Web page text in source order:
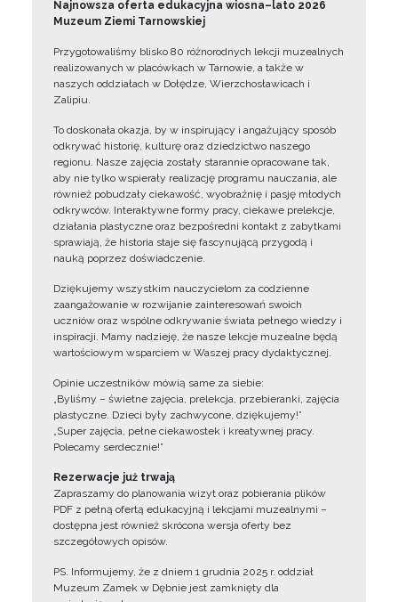
Najnowsza oferta edukacyjna wiosna–lato 2026
Muzeum Ziemi Tarnowskiej
Przygotowaliśmy blisko 80 różnorodnych lekcji muzealnych
realizowanych w placówkach w Tarnowie, a także w
naszych oddziałach w Dołędze, Wierzchosławicach i
Zalipiu.
To doskonała okazja, by w inspirujący i angażujący sposób
odkrywać historię, kulturę oraz dziedzictwo naszego
regionu. Nasze zajęcia zostały starannie opracowane tak,
aby nie tylko wspierały realizację programu nauczania, ale
również pobudzały ciekawość, wyobraźnię i pasję młodych
odkrywców. Interaktywne formy pracy, ciekawe prelekcje,
działania plastyczne oraz bezpośredni kontakt z zabytkami
sprawiają, że historia staje się fascynującą przygodą i
nauką poprzez doświadczenie.
Dziękujemy wszystkim nauczycielom za codzienne
zaangażowanie w rozwijanie zainteresowań swoich
uczniów oraz wspólne odkrywanie świata pełnego wiedzy i
inspiracji. Mamy nadzieję, że nasze lekcje muzealne będą
wartościowym wsparciem w Waszej pracy dydaktycznej.
Opinie uczestników mówią same za siebie:
„Byliśmy – świetne zajęcia, prelekcja, przebieranki, zajęcia
plastyczne. Dzieci były zachwycone, dziękujemy!”
„Super zajęcia, pełne ciekawostek i kreatywnej pracy.
Polecamy serdecznie!”
Rezerwacje już trwają
Zapraszamy do planowania wizyt oraz pobierania plików
PDF z pełną ofertą edukacyjną i lekcjami muzealnymi –
dostępna jest również skrócona wersja oferty bez
szczegółowych opisów.
PS. Informujemy, że z dniem 1 grudnia 2025 r. oddział
Muzeum Zamek w Dębnie jest zamknięty dla